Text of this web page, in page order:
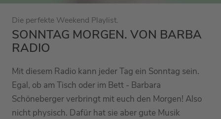
Die perfekte Weekend Playlist.
SONNTAG MORGEN. VON BARBA
RADIO
Mit diesem Radio kann jeder Tag ein Sonntag sein.
Egal, ob am Tisch oder im Bett - Barbara
Schöneberger verbringt mit euch den Morgen! Also
nicht physisch. Dafür hat sie aber gute Musik